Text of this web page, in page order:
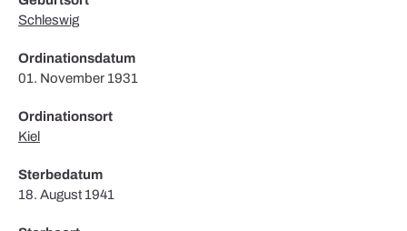
Schleswig
Ordinationsdatum
01. November 1931
Ordinationsort
Kiel
Sterbedatum
18. August 1941